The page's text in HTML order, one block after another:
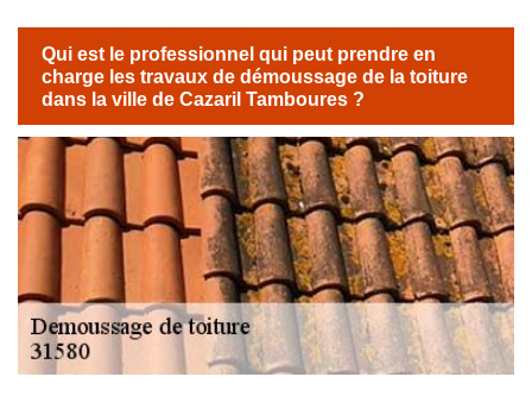
Qui est le professionnel qui peut prendre en
charge les travaux de démoussage de la toiture
dans la ville de Cazaril Tamboures ?